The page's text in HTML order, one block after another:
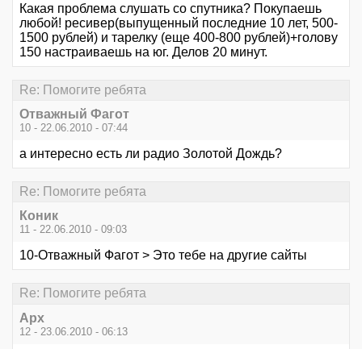
Какая проблема слушать со спутника? Покупаешь
любой! ресивер(выпущенный последние 10 лет, 500-
1500 рублей) и тарелку (еще 400-800 рублей)+голову
150 настраиваешь на юг. Делов 20 минут.
Re: Помогите ребята
Отважный Фагот
10 - 22.06.2010 - 07:44
а интересно есть ли радио Золотой Дождь?
Re: Помогите ребята
Коник
11 - 22.06.2010 - 09:03
10-Отважный Фагот > Это тебе на другие сайты
Re: Помогите ребята
Арх
12 - 23.06.2010 - 06:13